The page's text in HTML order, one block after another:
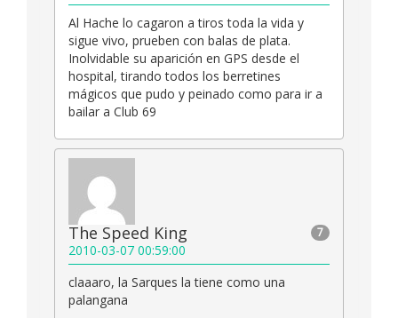
Al Hache lo cagaron a tiros toda la vida y
sigue vivo, prueben con balas de plata.
Inolvidable su aparición en GPS desde el
hospital, tirando todos los berretines
mágicos que pudo y peinado como para ir a
bailar a Club 69
7
The Speed King
2010-03-07 00:59:00
claaaro, la Sarques la tiene como una
palangana